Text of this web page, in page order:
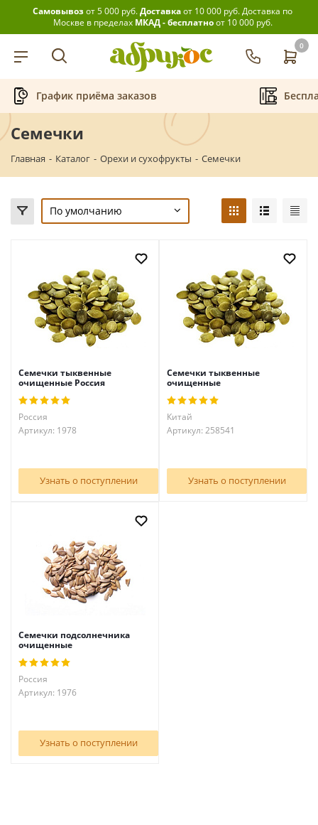
Самовывозот 5 000 руб.Доставкаот 10 000 руб.Доставка по
Москве в пределах МКАД - бесплатноот 10 000 руб.
0
График приёма заказов
Семечки
Главная - Каталог - Орехи и сухофрукты - Семечки
По умолчанию
Семечки тыквенные
очищенные Россия
Россия
Артикул: 1978
Узнать о поступлении
Семечки тыквенные
очищенные
Китай
Артикул: 258541
Узнать о поступлении
Семечки подсолнечника
очищенные
Россия
Артикул: 1976
Узнать о поступлении